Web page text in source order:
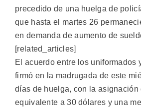
precedido de una huelga de
que hasta el martes 26
en demanda de aumento de
[related_articles]
El acuerdo entre los uniformados
firmó en la madrugada de este
días de huelga, con la asignación
equivalente a 30 dólares y una